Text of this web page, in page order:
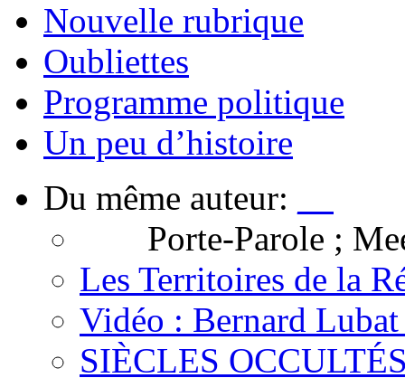
Nouvelle rubrique
Oubliettes
Programme politique
Un peu d’histoire
Du même auteur:
Porte-Parole ;
Les Territoires de la
Vidéo : Bernard
SIÈCLES